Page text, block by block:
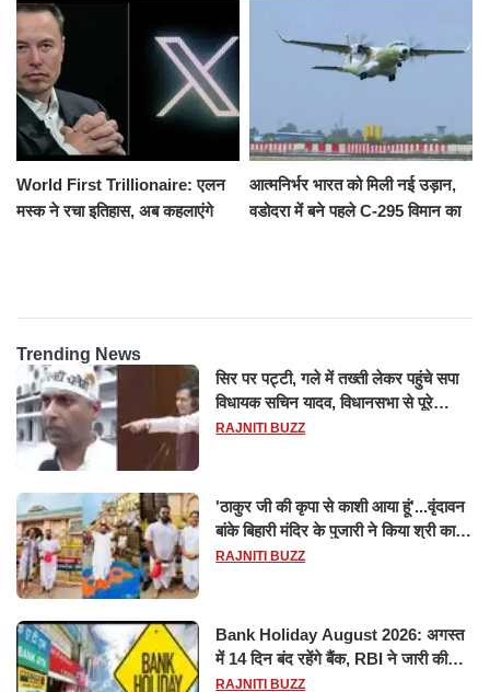
रौंदा, 4 की मौत
World First Trillionaire: एलन
मस्क ने रचा इतिहास, अब कहलाएंगे
आत्मनिर्भर भारत को मिली नई उड़ान,
वडोदरा में बने पहले C-295 विमान का
Trending News
सिर पर पट्टी, गले में तख्ती लेकर पहुंचे सपा
विधायक सचिन यादव, विधानसभा से पूरे
मानसून सत्र के लिए किया गया निलंबित
RAJNITI BUZZ
'ठाकुर जी की कृपा से काशी आया हूं'...वृंदावन
बांके बिहारी मंदिर के पुजारी ने किया श्री काशी
विश्वनाथ का जलाभिषेक
RAJNITI BUZZ
Bank Holiday August 2026: अगस्त
में 14 दिन बंद रहेंगे बैंक, RBI ने जारी की
छुट्टियों की लिस्ट​​​​​​​
RAJNITI BUZZ